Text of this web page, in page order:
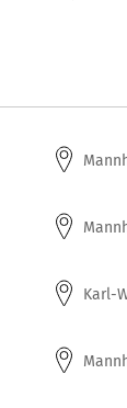
Karl-